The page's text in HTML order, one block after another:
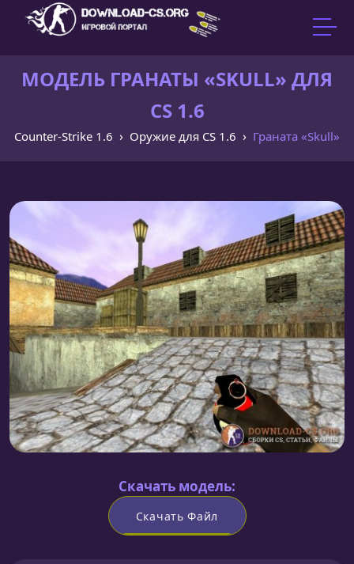
МОДЕЛЬ ГРАНАТЫ «SKULL» ДЛЯ
CS 1.6
Counter-Strike 1.6 Оружие для CS 1.6 Граната «Skull»
Скачать модель:
Скачать Файл